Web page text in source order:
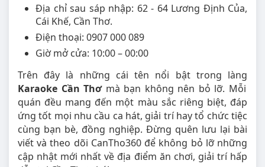
Địa chỉ sau sáp nhập: 62 - 64 Lương Định Của,
Cái Khế, Cần Thơ.
Điện thoại: 0907 000 089
Giờ mở cửa: 10:00 – 00:00
Trên đây là những cái tên nổi bật trong làng
Karaoke Cần Thơ mà bạn không nên bỏ lỡ. Mỗi
quán đều mang đến một màu sắc riêng biệt, đáp
ứng tốt mọi nhu cầu ca hát, giải trí hay tổ chức tiệc
cùng bạn bè, đồng nghiệp. Đừng quên lưu lại bài
viết và theo dõi CanTho360 để không bỏ lỡ những
cập nhật mới nhất về địa điểm ăn chơi, giải trí hấp